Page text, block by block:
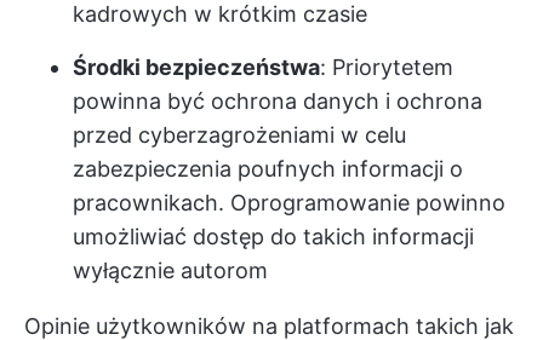
kadrowych w krótkim czasie
Środki bezpieczeństwa: Priorytetem
powinna być ochrona danych i ochrona
przed cyberzagrożeniami w celu
zabezpieczenia poufnych informacji o
pracownikach. Oprogramowanie powinno
umożliwiać dostęp do takich informacji
wyłącznie autorom
Opinie użytkowników na platformach takich jak